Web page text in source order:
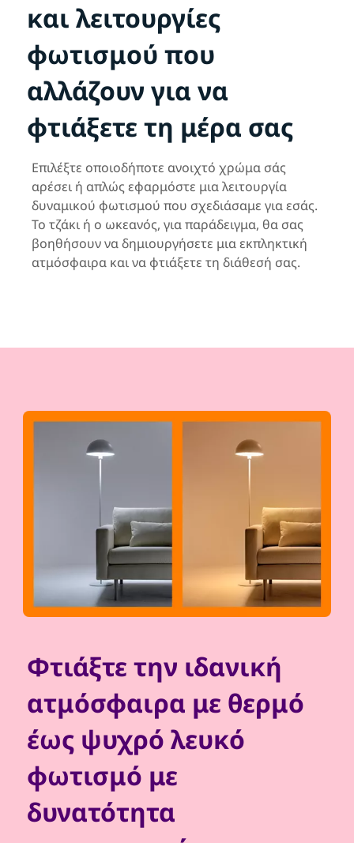
και λειτουργίες
φωτισμού που
αλλάζουν για να
φτιάξετε τη μέρα σας
Επιλέξτε οποιοδήποτε ανοιχτό χρώμα σάς
αρέσει ή απλώς εφαρμόστε μια λειτουργία
δυναμικού φωτισμού που σχεδιάσαμε για εσάς.
Το τζάκι ή ο ωκεανός, για παράδειγμα, θα σας
βοηθήσουν να δημιουργήσετε μια εκπληκτική
ατμόσφαιρα και να φτιάξετε τη διάθεσή σας.
Φτιάξτε την ιδανική
ατμόσφαιρα με θερμό
έως ψυχρό λευκό
φωτισμό με
δυνατότητα